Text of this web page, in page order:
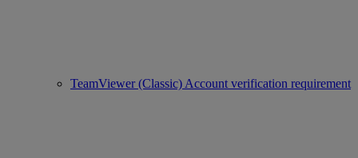
TeamViewer (Classic) Account verification requirement